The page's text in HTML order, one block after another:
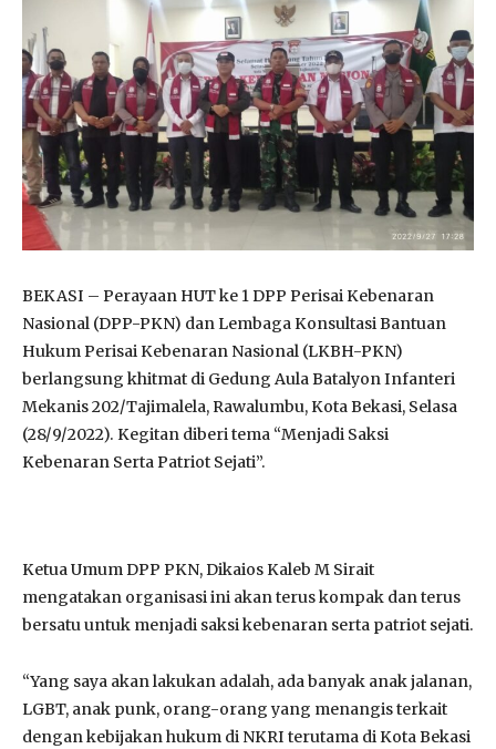
BEKASI – Perayaan HUT ke 1 DPP Perisai Kebenaran
Nasional (DPP-PKN) dan Lembaga Konsultasi Bantuan
Hukum Perisai Kebenaran Nasional (LKBH-PKN)
berlangsung khitmat di Gedung Aula Batalyon Infanteri
Mekanis 202/Tajimalela, Rawalumbu, Kota Bekasi, Selasa
(28/9/2022). Kegitan diberi tema “Menjadi Saksi
Kebenaran Serta Patriot Sejati”.
Ketua Umum DPP PKN, Dikaios Kaleb M Sirait
mengatakan organisasi ini akan terus kompak dan terus
bersatu untuk menjadi saksi kebenaran serta patriot sejati.
“Yang saya akan lakukan adalah, ada banyak anak jalanan,
LGBT, anak punk, orang-orang yang menangis terkait
dengan kebijakan hukum di NKRI terutama di Kota Bekasi